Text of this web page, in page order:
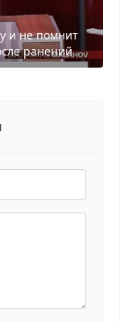
и не помнит
ранений